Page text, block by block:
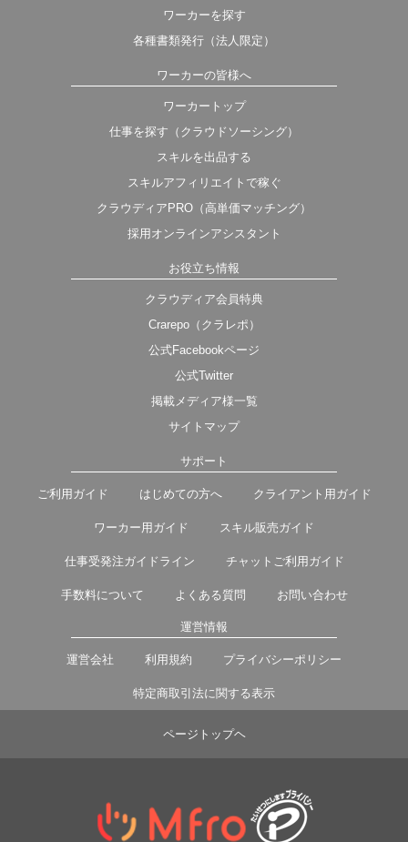
ワーカーを探す
各種書類発行（法人限定）
ワーカーの皆様へ
ワーカートップ
仕事を探す（クラウドソーシング）
スキルを出品する
スキルアフィリエイトで稼ぐ
クラウディアPRO（高単価マッチング）
採用オンラインアシスタント
お役立ち情報
クラウディア会員特典
Crarepo（クラレポ）
公式Facebookページ
公式Twitter
掲載メディア様一覧
サイトマップ
サポート
ご利用ガイド はじめての方へ クライアント用ガイド
ワーカー用ガイド スキル販売ガイド
仕事受発注ガイドライン チャットご利用ガイド
手数料について よくある質問 お問い合わせ
運営情報
運営会社 利用規約 プライバシーポリシー
特定商取引法に関する表示
ページトップヘ